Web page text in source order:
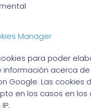
Manager
para poder
acerca
Google. Las cookies
en los casos en